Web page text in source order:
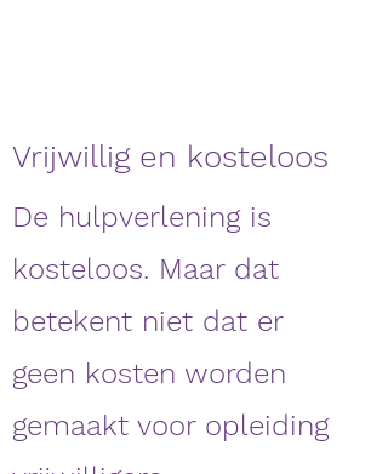
Vrijwillig en kosteloos
De hulpverlening is
kosteloos. Maar dat
betekent niet dat er
geen kosten worden
gemaakt voor opleiding